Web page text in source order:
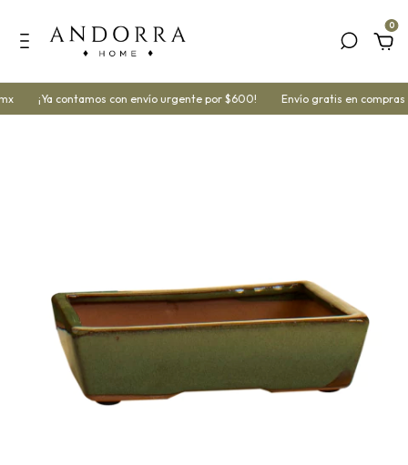
0
¡Ya contamos con envío urgente por $600! Envío gratis en compras